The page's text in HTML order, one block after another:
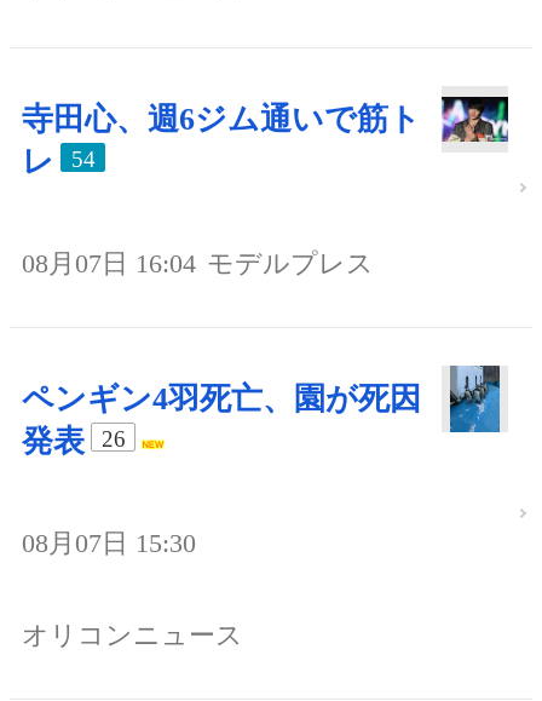
寺田心、週6ジム通いで筋ト
レ
54
08月07日 16:04 モデルプレス
ペンギン4羽死亡、園が死因
発表
26
08月07日 15:30
オリコンニュース